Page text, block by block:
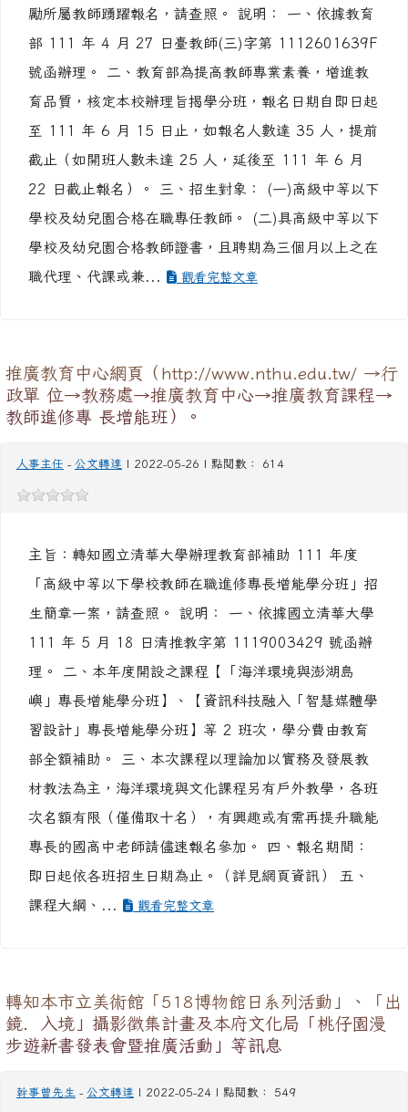
勵所屬教師踴躍報名，請查照。 說明： 一、依據教育
部 111 年 4 月 27 日臺教師(三)字第 1112601639F
號函辦理。 二、教育部為提高教師專業素養，增進教
育品質，核定本校辦理旨揭學分班，報名日期自即日起
至 111 年 6 月 15 日止，如報名人數達 35 人，提前
截止（如開班人數未達 25 人，延後至 111 年 6 月
22 日截止報名）。 三、招生對象： (一)高級中等以下
學校及幼兒園合格在職專任教師。 (二)具高級中等以下
學校及幼兒園合格教師證書，且聘期為三個月以上之在
職代理、代課或兼...
觀看完整文章
推廣教育中心網頁（http://www.nthu.edu.tw/ →行
政單 位→教務處→推廣教育中心→推廣教育課程→
教師進修專 長增能班）。
人事主任 - 公文轉達 | 2022-05-26 | 點閱數： 614
主旨：轉知國立清華大學辦理教育部補助 111 年度
「高級中等以下學校教師在職進修專長增能學分班」招
生簡章一案，請查照。 說明： 一、依據國立清華大學
111 年 5 月 18 日清推教字第 1119003429 號函辦
理。 二、本年度開設之課程【「海洋環境與澎湖島
嶼」專長增能學分班】、【資訊科技融入「智慧媒體學
習設計」專長增能學分班】等 2 班次，學分費由教育
部全額補助。 三、本次課程以理論加以實務及發展教
材教法為主，海洋環境與文化課程另有戶外教學，各班
次名額有限（僅備取十名），有興趣或有需再提升職能
專長的國高中老師請儘速報名參加。 四、報名期間：
即日起依各班招生日期為止。（詳見網頁資訊） 五、
課程大綱、...
觀看完整文章
轉知本市立美術館「518博物館日系列活動」、「出
鏡．入境」攝影徵集計畫及本府文化局「桃仔園漫
步遊新書發表會暨推廣活動」等訊息
幹事曾先生 - 公文轉達 | 2022-05-24 | 點閱數： 549